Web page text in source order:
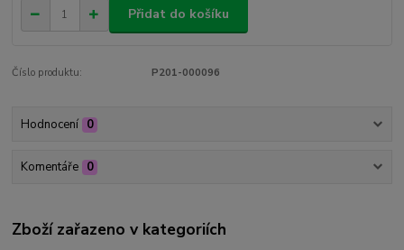
Přidat do košíku
Číslo produktu: P201-000096
Hodnocení 0
Komentáře 0
Zboží zařazeno v kategoriích